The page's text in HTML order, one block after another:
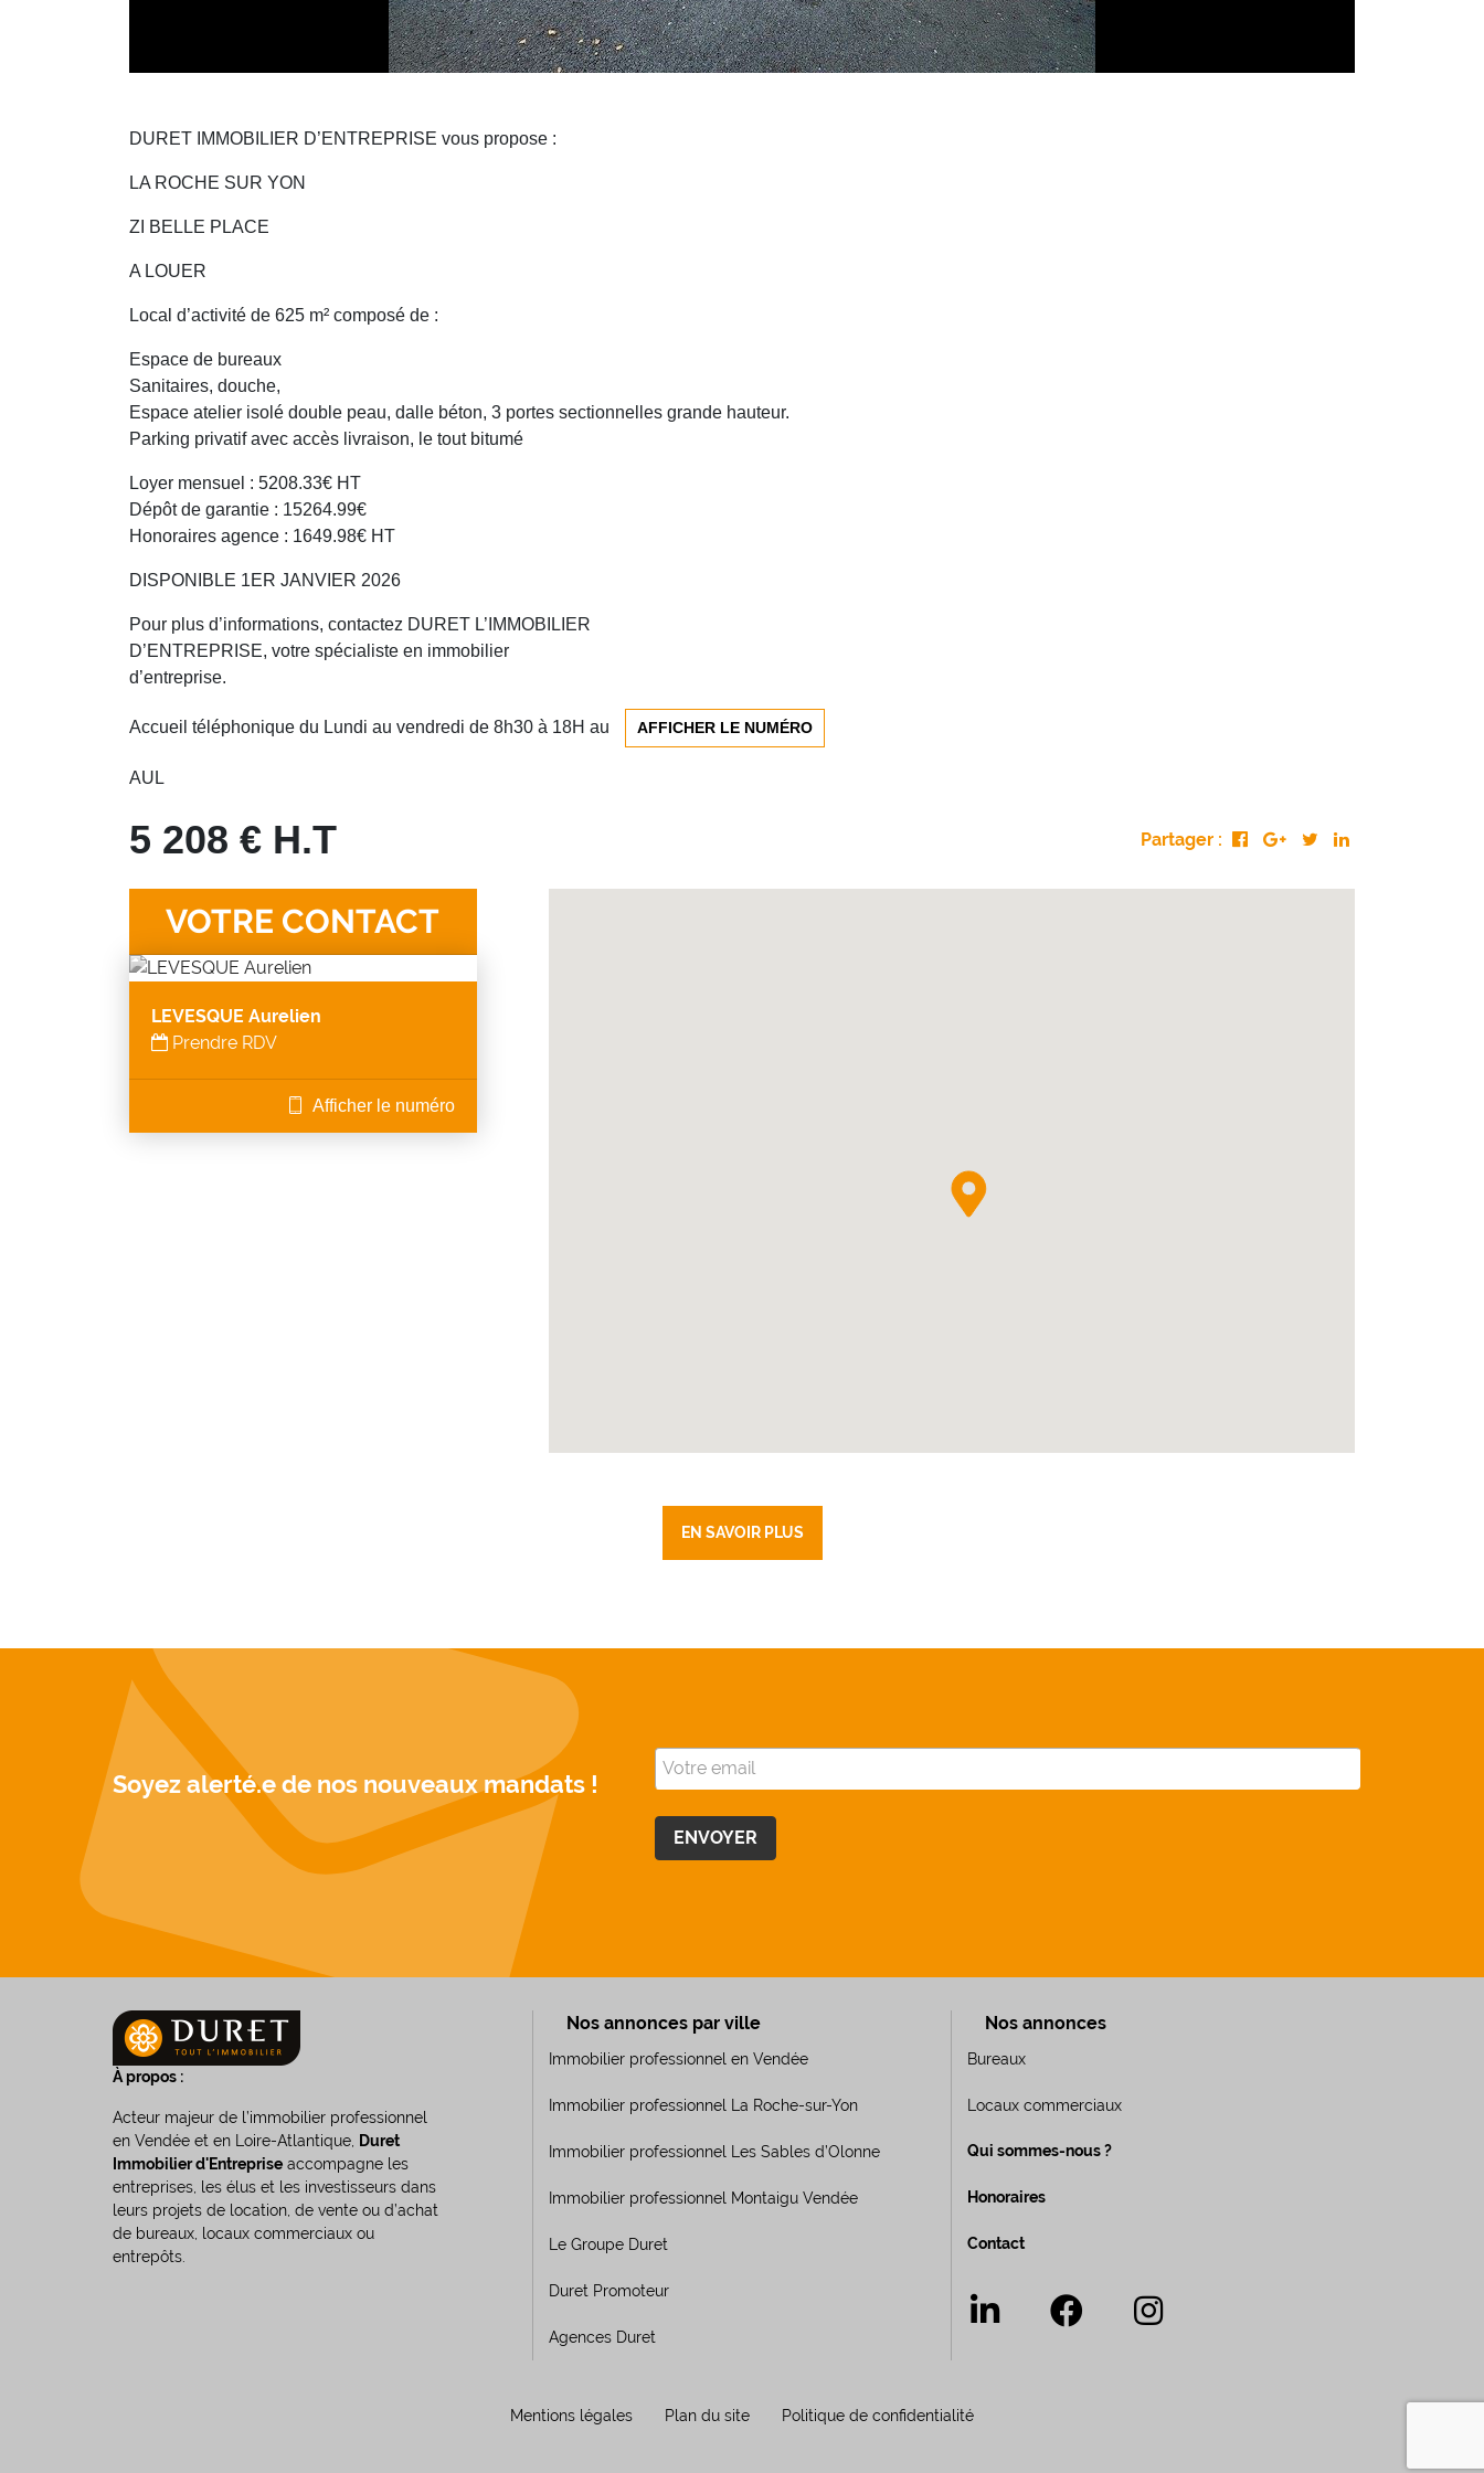
DURET IMMOBILIER D’ENTREPRISE vous propose :
LA ROCHE SUR YON
ZI BELLE PLACE
A LOUER
Local d’activité de 625 m² composé de :
Espace de bureaux
Sanitaires, douche,
Espace atelier isolé double peau, dalle béton, 3 portes sectionnelles grande hauteur.
Parking privatif avec accès livraison, le tout bitumé
Loyer mensuel : 5208.33€ HT
Dépôt de garantie : 15264.99€
Honoraires agence : 1649.98€ HT
DISPONIBLE 1ER JANVIER 2026
Pour plus d’informations, contactez DURET L’IMMOBILIER
D’ENTREPRISE, votre spécialiste en immobilier
d’entreprise.
Accueil téléphonique du Lundi au vendredi de 8h30 à 18H au AFFICHER LE NUMÉRO
AUL
5 208 € H.T Partager :
VOTRE CONTACT
LEVESQUE Aurelien
Prendre RDV
Afficher le numéro
EN SAVOIR PLUS
Soyez alerté.e de nos nouveaux mandats !
À propos :
Acteur majeur de l’immobilier professionnel
en Vendée et en Loire-Atlantique, Duret
Immobilier d'Entreprise accompagne les
entreprises, les élus et les investisseurs dans
leurs projets de location, de vente ou d’achat
de bureaux, locaux commerciaux ou
entrepôts.
Nos annonces par ville
Immobilier professionnel en Vendée
Immobilier professionnel La Roche-sur-Yon
Immobilier professionnel Les Sables d’Olonne
Immobilier professionnel Montaigu Vendée
Le Groupe Duret
Duret Promoteur
Agences Duret
Nos annonces
Bureaux
Locaux commerciaux
Qui sommes-nous ?
Honoraires
Contact
Mentions légales Plan du site Politique de confidentialité